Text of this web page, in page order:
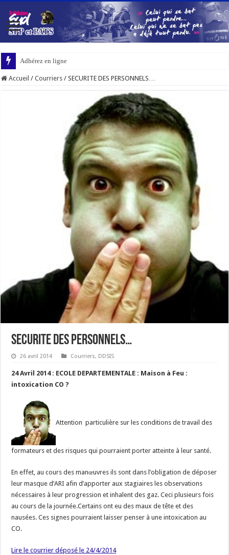
Adhérez en ligne
Accueil / Courriers / SECURITE DES PERSONNELS…
SECURITE DES PERSONNELS…
26 avril 2014 Courriers, DDSIS
24 Avril 2014 : ECOLE DEPARTEMENTALE : Maison à Feu :
intoxication CO ?
Attention particulière sur les conditions de travail des
formateurs et des risques qui pourraient porter atteinte à leur santé.
En effet, au cours des manœuvres ils sont dans l’obligation de déposer
leur masque d’ARI afin d’apporter aux stagiaires les observations
nécessaires à leur progression et inhalent des gaz. Ceci plusieurs fois
au cours de la journée.Certains ont eu des maux de tête et des
nausées. Ces signes pourraient laisser penser à une intoxication au
CO.
Lire le courrier déposé le 24/4/2014